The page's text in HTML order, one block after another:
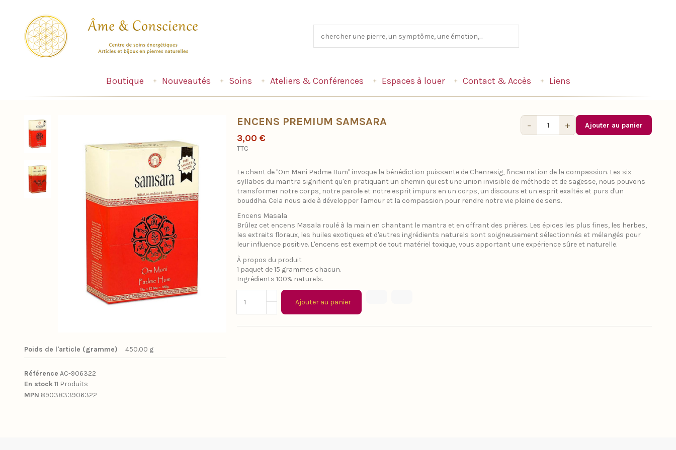
Boutique Nouveautés Soins Ateliers & Conférences Espaces à louer Contact & Accès Liens
Poids de l'article (gramme) 450.00 g
Référence AC-906322
En stock 11 Produits
MPN 8903833906322
ENCENS PREMIUM SAMSARA
3,00 €
TTC
− + Ajouter au panier
Le chant de "Om Mani Padme Hum" invoque la bénédiction puissante de Chenresig, l'incarnation de la compassion. Les six
syllabes du mantra signifient qu'en pratiquant un chemin qui est une union invisible de méthode et de sagesse, nous pouvons
transformer notre corps, notre parole et notre esprit impurs en un corps, un discours et un esprit exaltés et purs d'un
bouddha. Cela nous aide à développer l'amour et la compassion pour rendre notre vie pleine de sens.
Encens Masala
Brûlez cet encens Masala roulé à la main en chantant le mantra et en offrant des prières. Les épices les plus fines, les herbes,
les extraits floraux, les huiles exotiques et d'autres ingrédients naturels sont soigneusement sélectionnés et mélangés pour
leur influence positive. L'encens est exempt de tout matériel toxique, vous apportant une expérience sûre et naturelle.
À propos du produit
1 paquet de 15 grammes chacun.
Ingrédients 100% naturels.
Ajouter au panier